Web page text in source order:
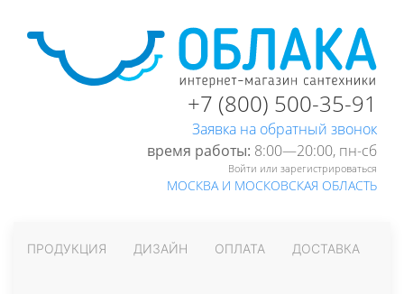
+7 (800) 500-35-91
Заявка на обратный звонок
время работы: 8:00—20:00, пн-cб
Войти или зарегистрироваться
МОСКВА И МОСКОВСКАЯ ОБЛАСТЬ
ПРОДУКЦИЯ ДИЗАЙН ОПЛАТА ДОСТАВКА